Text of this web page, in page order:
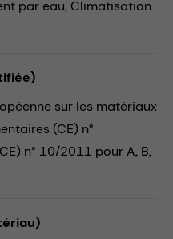
par eau, Climatisation
sur les matériaux
(CE) n°
n° 10/2011 pour A, B,